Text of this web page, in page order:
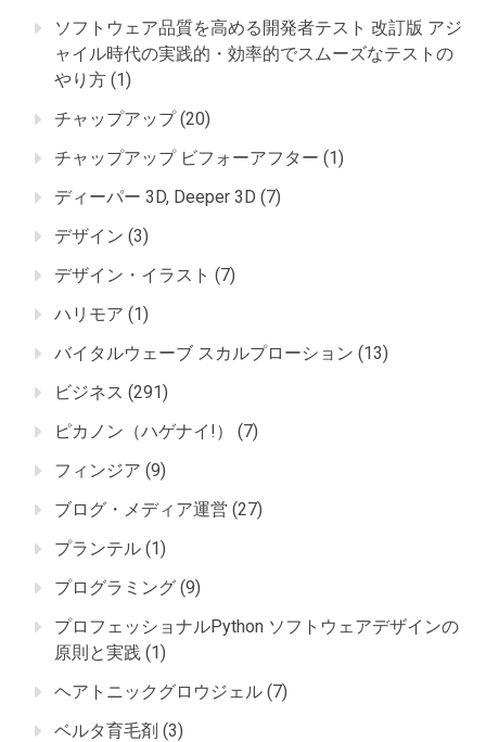
ソフトウェア品質を高める開発者テスト 改訂版 アジ
ャイル時代の実践的・効率的でスムーズなテストの
やり方 (1)
チャップアップ(20)
チャップアップ ビフォーアフター (1)
ディーパー 3D, Deeper 3D (7)
デザイン (3)
デザイン・イラスト (7)
ハリモア (1)
バイタルウェーブ スカルプローション (13)
ビジネス (291)
ピカノン（ハゲナイ!）
(7)
フィンジア (9)
ブログ・メディア運営 (27)
プランテル (1)
プログラミング (9)
プロフェッショナルPython ソフトウェアデザインの
原則と実践 (1)
ヘアトニックグロウジェル (7)
ベルタ育毛剤 (3)